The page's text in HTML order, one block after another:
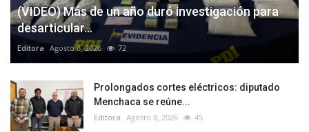
(VIDEO) Más de un año duró investigación para
desarticular...
Editora Agosto 8, 2026 72
Prolongados cortes eléctricos: diputado
Menchaca se reúne...
Editora Agosto 8, 2026 45